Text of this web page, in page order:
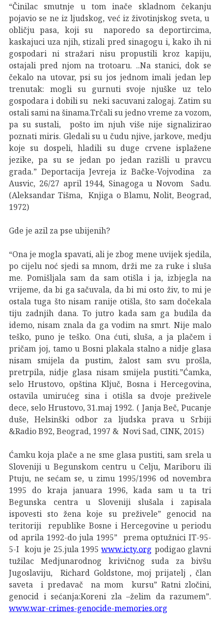
“Činilac smutnje u tom inače skladnom čekanju
pojavio se ne iz ljudskog, već iz životinjskog sveta, u
obličju pasa, koji su naporedo sa deportircima,
kaskajuci uza njih, stizali pred sinagogu i, kako ih ni
gospodari ni stražari nisu propustili kroz kapiju,
ostajali pred njom na trotoaru. ..Na stanici, dok se
čekalo na utovar, psi su jos jednom imali jedan lep
trenutak: mogli su gurnuti svoje njuške uz telo
gospodara i dobili su neki sacuvani zalogaj. Zatim su
ostali sami na šinama.Trčali su jedno vreme za vozom,
pa su sustali, pošto im njuh više nije signalizirao
poznati miris. Gledali su u čudu njive, jarkove, medju
koje su dospeli, hladili su duge crvene isplažene
jezike, pa su se jedan po jedan razišli u pravcu
grada.” Deportacija Jevreja iz Bačke-Vojvodina za
Ausvic, 26/27 april 1944, Sinagoga u Novom Sadu.
(Aleksandar Tišma, Knjiga o Blamu, Nolit, Beograd,
1972)
Gde je azil za pse ubijenih?
“Ona je mogla spavati, ali je zbog mene uvijek sjedila,
po cijelu noć sjedi sa mnom, drži me za ruke i sluša
me. Pomišljala sam da sam otišla i ja, izbjegla na
vrijeme, da bi ga sačuvala, da bi mi osto živ, to mi je
ostala tuga što nisam ranije otišla, što sam dočekala
tiju zadnjih dana. To jutro kada sam ga budila da
idemo, nisam znala da ga vodim na smrt. Nije malo
teško, puno je teško. Ona ćuti, sluša, a ja plačem i
pričam joj, tamo u Bosni plakala stalno a nidje glasa
nisam smijela da pustim, žalost sam svu prošla,
pretrpila, nidje glasa nisam smijela pustiti.”Ćamka,
selo Hrustovo, opština Ključ, Bosna i Hercegovina,
ostavila umirućeg sina i otišla sa dvoje preživele
dece, selo Hrustovo, 31.maj 1992. ( Janja Beč, Pucanje
duše, Helsinški odbor za ljudska prava u Srbiji
&Radio B92, Beograd, 1997 & Novi Sad, CINK, 2015)
Ćamku koja plače a ne sme glasa pustiti, sam srela u
Sloveniji u Begunskom centru u Celju, Mariboru ili
Ptuju, ne sećam se, u zimu 1995/1996 od novembra
1995 do kraja januara 1996, kada sam u ta tri
Begunska centra u Sloveniji slušala i zapisala
ispovesti sto žena koje su preživele” genocid na
teritoriji republike Bosne i Hercegovine u periodu
od aprila 1992-do jula 1995” prema optužnici IT-95-
5-I koju je 25.jula 1995www.icty.org podigao glavni
tužilac Medjunarodnog krivičnog suda za bivšu
Jugoslaviju, Richard Goldstone, moj prijatelj , član
saveta i predavač na mom kursu” Ratni zločini,
genocid i sećanja:Koreni zla –želim da razumem”.
www.war-crimes-genocide-memories.org